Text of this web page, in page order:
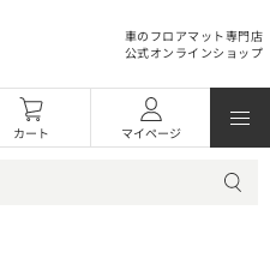
車のフロアマット専門店
公式オンラインショップ
カート マイページ